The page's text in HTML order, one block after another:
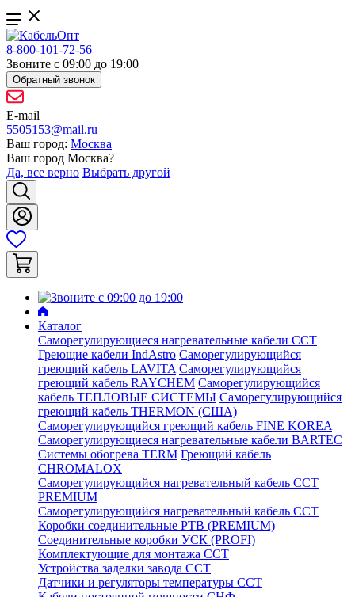
8-800-101-72-56
Звоните с 09:00 до 19:00
Обратный звонок
E-mail
5505153@mail.ru
Ваш город: Москва
Ваш город Москва?
Да, все верно Выбрать другой
Каталог
Саморегулирующиеся нагревательные кабели ССТ
Греющие кабели IndAstro Саморегулирующийся
греющий кабель LAVITA Саморегулирующийся
греющий кабель RAYCHEM Саморегулирующийся
кабель ТЕПЛОВЫЕ СИСТЕМЫ Саморегулирующийся
греющий кабель THERMON (США)
Саморегулирующийся греющий кабель FINE KOREA
Саморегулирующиеся нагревательные кабели BARTEC
Системы обогрева TERM Греющий кабель
CHROMALOX
Саморегулирующийся нагревательный кабель ССТ
PREMIUM
Саморегулирующийся нагревательный кабель ССТ
Коробки соединительные РТВ (PREMIUM)
Соединительные коробки УСК (PROFI)
Комплектующие для монтажа ССТ
Устройства заделки завода ССТ
Датчики и регуляторы температуры ССТ